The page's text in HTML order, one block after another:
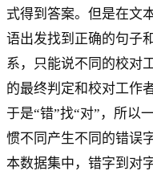
式得到答案。但是在文
语出发找到正确的句子
系，只能说不同的校对
的最终判定和校对工作
于是“错”找“对”，所以
惯不同产生不同的错误
本数据集中，错字到对